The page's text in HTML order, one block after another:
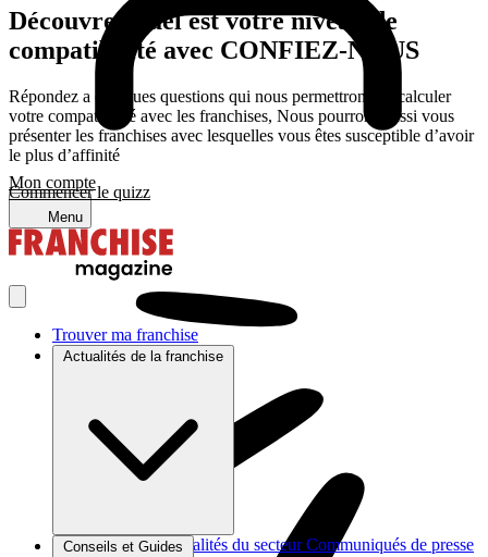
Mon compte
Menu
Trouver ma franchise
Actualités de la franchise
Brèves et actus Actualités du secteur Communiqués de presse
Conseils et Guides
Découvrez quel est votre niveau de
compatibilité avec CONFIEZ-NOUS
Répondez a quelques questions qui nous permettrons de calculer
votre compatibilité avec les franchises, Nous pourrons aussi vous
présenter les franchises avec lesquelles vous êtes susceptible d’avoir
le plus d’affinité
Commencer le quizz